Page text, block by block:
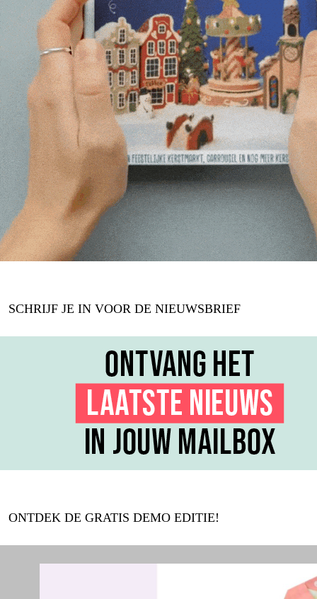
SCHRIJF JE IN VOOR DE NIEUWSBRIEF
ONTDEK DE GRATIS DEMO EDITIE!